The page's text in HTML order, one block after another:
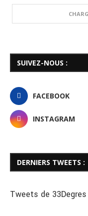
SUIVEZ-NOUS :
FACEBOOK
INSTAGRAM
DERNIERS TWEETS :
Tweets de 33Degres